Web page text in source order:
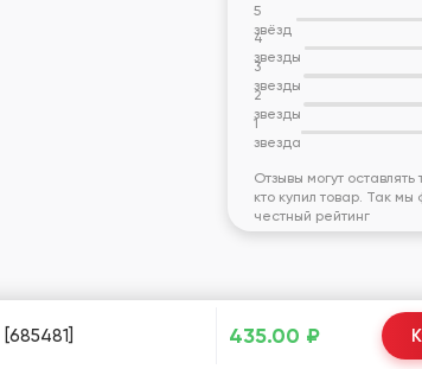
5
звёзд
4
звезды
3
звезды
2
звезды
1
звезда
Отзывы могут оставлять
кто купил товар. Так
честный рейтинг
435.00 ₽